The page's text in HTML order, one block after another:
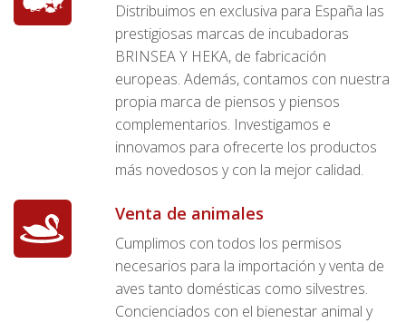
Distribuimos en exclusiva para España las
prestigiosas marcas de incubadoras
BRINSEA Y HEKA, de fabricación
europeas. Además, contamos con nuestra
propia marca de piensos y piensos
complementarios. Investigamos e
innovamos para ofrecerte los productos
más novedosos y con la mejor calidad.
Venta de animales
Cumplimos con todos los permisos
necesarios para la importación y venta de
aves tanto domésticas como silvestres.
Concienciados con el bienestar animal y